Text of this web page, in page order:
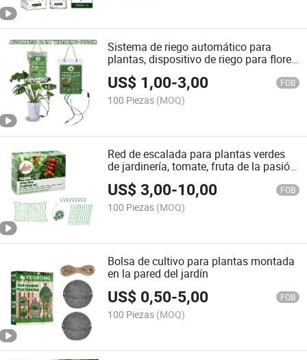
Sistema de riego automático para
plantas, dispositivo de riego para flores
perezosas, flujo de agua ajustable,
riego por goteo
US$ 1,00-3,00 FOB
100 Piezas (MOQ)
Red de escalada para plantas verdes
de jardinería, tomate, fruta de la pasión,
uva, seda, red de jardinería para
plantas trepadoras
US$3,00-10,00 FOB
100 Piezas (MOQ)
Bolsa de cultivo para plantas montada
en la pared del jardín
US$ 0,50-5,00 FOB
100 Piezas (MOQ)